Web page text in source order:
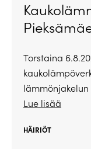
Torstaina
lämmönjakelun
Lue lisää
HÄIRIÖT